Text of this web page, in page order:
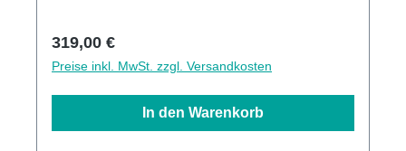
Regulärer Preis:
319,00 €
Preise inkl. MwSt. zzgl. Versandkosten
In den Warenkorb